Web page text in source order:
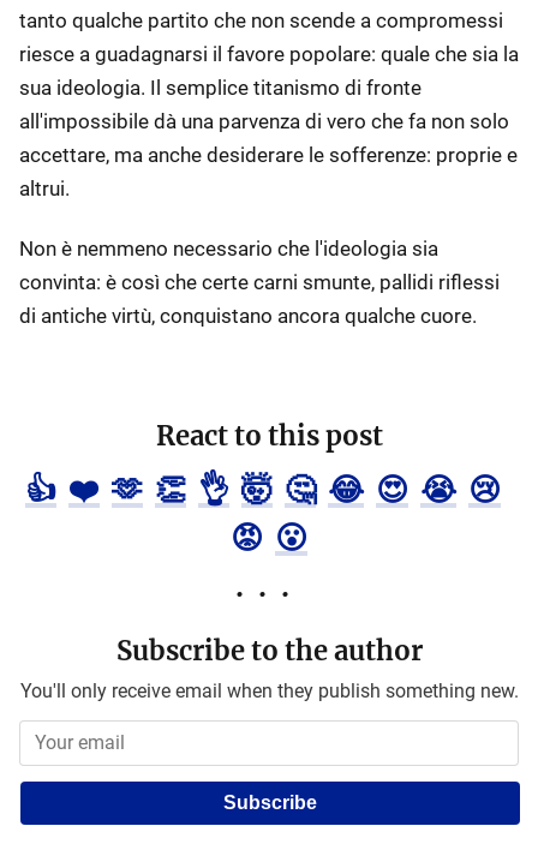
tanto qualche partito che non scende a compromessi
riesce a guadagnarsi il favore popolare: quale che sia la
sua ideologia. Il semplice titanismo di fronte
all'impossibile dà una parvenza di vero che fa non solo
accettare, ma anche desiderare le sofferenze: proprie e
altrui.
Non è nemmeno necessario che l'ideologia sia
convinta: è così che certe carni smunte, pallidi riflessi
di antiche virtù, conquistano ancora qualche cuore.
React to this post
👍 ❤️ 🫶 👏 👌 🤯 🤔 😂 😍 😭 😢
😡 😮
Subscribe to the author
You'll only receive email when they publish something new.
Subscribe